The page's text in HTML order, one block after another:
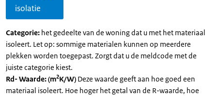
isolatie
Categorie: het gedeelte van de woning dat u met het materiaal
isoleert. Let op: sommige materialen kunnen op meerdere
plekken worden toegepast. Zorgt dat u de meldcode met de
juiste categorie kiest.
Rd- Waarde: (m2K/W) Deze waarde geeft aan hoe goed een
materiaal isoleert. Hoe hoger het getal van de R-waarde, hoe